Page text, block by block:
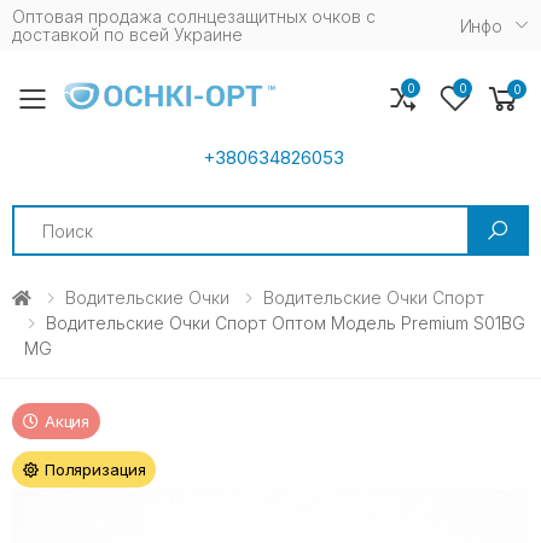
Оптовая продажа солнцезащитных очков c
доставкой по всей Украине
Инфо
Toggle mobile menu
+380634826053
Search
0 0 0
Водительские Очки
Водительские Очки Спорт
Водительские Очки Спорт Оптом Модель Premium S01BG
MG
Акция
Поляризация